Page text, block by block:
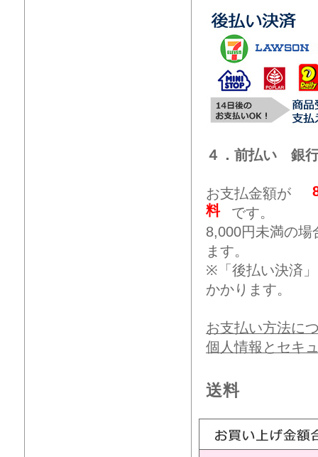
４．前払い 銀
お支払金額が
料
です。
8,000円未満の場
ます。
※「後払い決済
かかります。
お支払い方法に
個人情報とセキ
送料